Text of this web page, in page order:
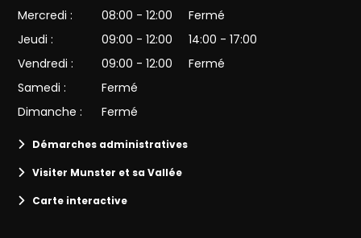
Mercredi :
08:00 - 12:00
Fermé
Jeudi :
09:00 - 12:00
14:00 - 17:00
Vendredi :
09:00 - 12:00
Fermé
Samedi :
Fermé
Dimanche :
Fermé
Démarches administratives
Visiter Munster et sa Vallée
Carte interactive